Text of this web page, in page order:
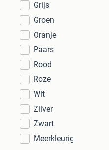
Grijs
Groen
Oranje
Paars
Rood
Roze
Wit
Zilver
Zwart
Meerkleurig